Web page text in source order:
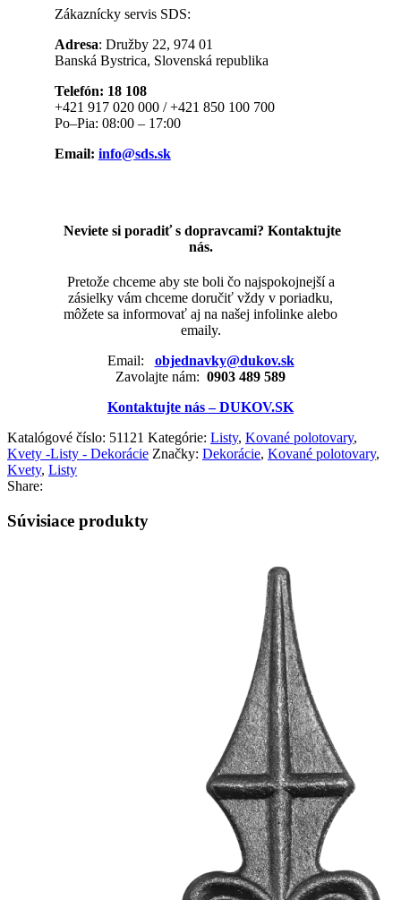
Zákaznícky servis SDS:
Adresa: Družby 22, 974 01
Banská Bystrica, Slovenská republika
Telefón: 18 108
+421 917 020 000 / +421 850 100 700
Po–Pia: 08:00 – 17:00
Email: info@sds.sk
Neviete si poradiť s dopravcami? Kontaktujte
nás.
Pretože chceme aby ste boli čo najspokojnejší a
zásielky vám chceme doručiť vždy v poriadku,
môžete sa informovať aj na našej infolinke alebo
emaily.
Email: objednavky@dukov.sk
Zavolajte nám: 0903 489 589
Kontaktujte nás – DUKOV.SK
Katalógové číslo: 51121 Kategórie: Listy, Kované polotovary,
Kvety -Listy - Dekorácie Značky: Dekorácie, Kované polotovary,
Kvety, Listy
Share:
Súvisiace produkty